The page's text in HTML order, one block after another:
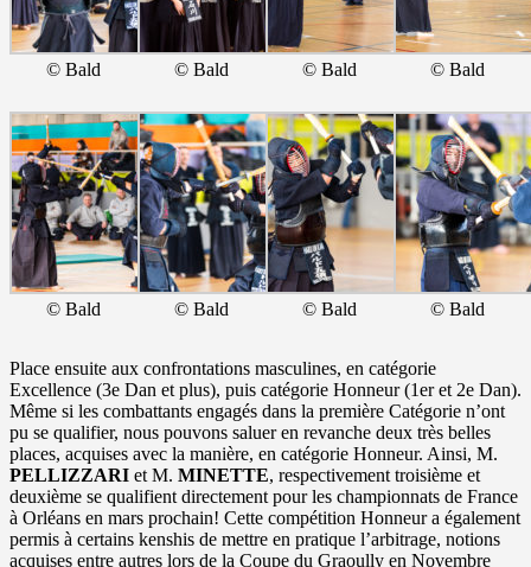
© Bald © Bald © Bald © Bald
© Bald © Bald © Bald © Bald
Place ensuite aux confrontations masculines, en catégorie
Excellence (3e Dan et plus), puis catégorie Honneur (1er et 2e Dan).
Même si les combattants engagés dans la première Catégorie n’ont
pu se qualifier, nous pouvons saluer en revanche deux très belles
places, acquises avec la manière, en catégorie Honneur. Ainsi, M.
PELLIZZARI et M. MINETTE, respectivement troisième et
deuxième se qualifient directement pour les championnats de France
à Orléans en mars prochain! Cette compétition Honneur a également
permis à certains kenshis de mettre en pratique l’arbitrage, notions
acquises entre autres lors de la Coupe du Graoully en Novembre